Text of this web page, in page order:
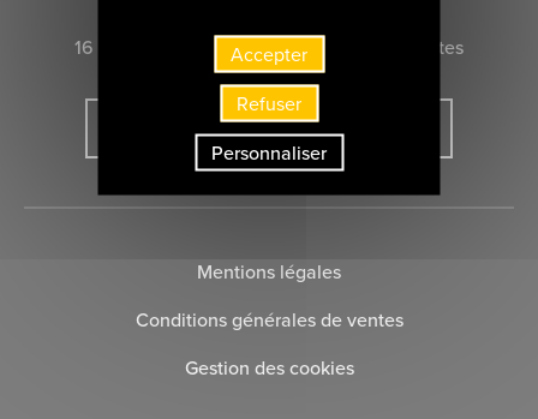
16 rue Marie-Anne du Boccage 44000 Nantes
INSCRIVEZ-VOUS À LA NEWSLETTER
Mentions légales
Conditions générales de ventes
Gestion des cookies
Accepter
Refuser
Personnaliser